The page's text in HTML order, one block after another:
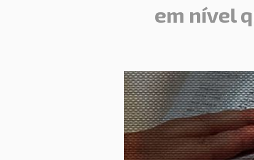
em nível